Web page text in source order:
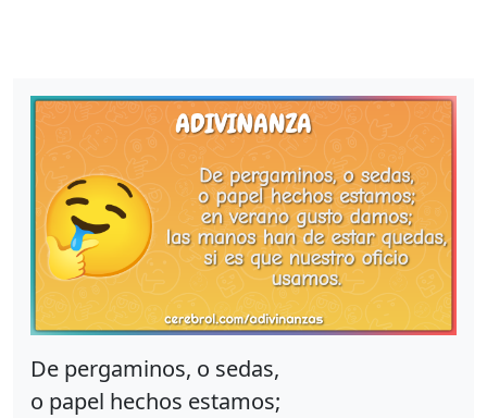
De pergaminos, o sedas,
o papel hechos estamos;